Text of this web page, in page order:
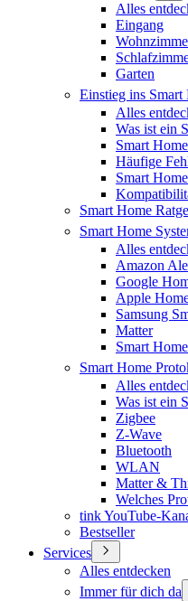
Alles
Eingang
Garten
Einstieg ins Smart
Alles
Was ist ein
Smart
Häufige
Smart
Smart Home
Smart Home
Alles
Amazon
Google
Apple
Samsung
Matter
Smart
Smart Home
Alles
Was ist ein
Zigbee
Z-Wave
Bluetooth
WLAN
Matter &
Welches
tink YouTube-
Bestseller
Services
Alles entdecken
Immer für dich da